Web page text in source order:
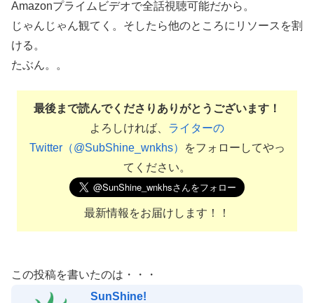
Amazonプライムビデオで全話視聴可能だから。
じゃんじゃん観てく。そしたら他のところにリソースを割
ける。
たぶん。。
最後まで読んでくださりありがとうございます！
よろしければ、 ライターの
Twitter（@SubShine_wnkhs）
をフォローしてやっ
てください。
最新情報をお届けします！！
この投稿を書いたのは・・・
SunShine!